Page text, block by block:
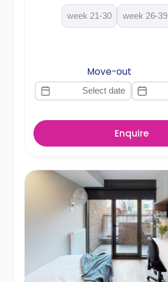
26-39 week
21-30 week
Move-out
Enquire